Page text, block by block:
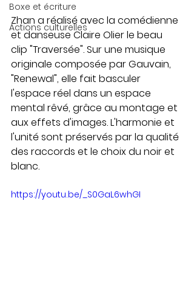
Boxe et écriture
Actions culturelles
Zhan a réalisé avec la comédienne
et danseuse Claire Olier le beau
clip "Traversée". Sur une musique
originale composée par Gauvain,
"Renewal", elle fait basculer
l'espace réel dans un espace
mental rêvé, grâce au montage et
aux effets d'images. L'harmonie et
l'unité sont préservés par la qualité
des raccords et le choix du noir et
blanc.
https://youtu.be/_S0GaL6whGI